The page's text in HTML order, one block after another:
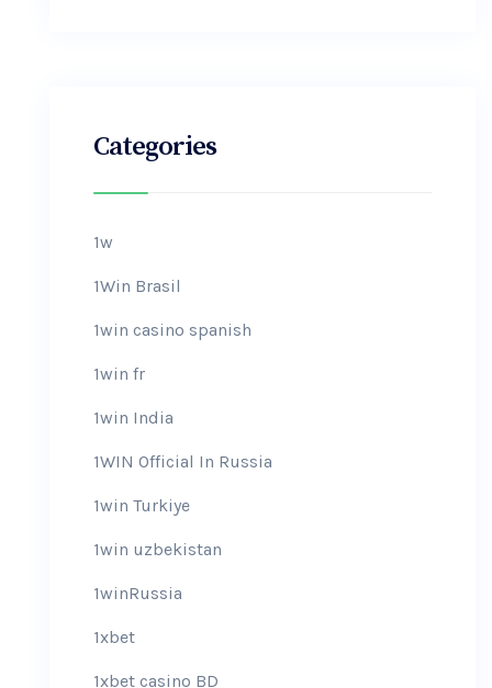
Categories
1w
1Win Brasil
1win casino spanish
1win fr
1win India
1WIN Official In Russia
1win Turkiye
1win uzbekistan
1winRussia
1xbet
1xbet casino BD